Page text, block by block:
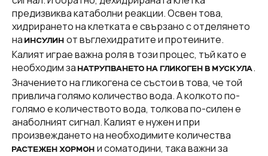
предизвиква катаболни реакции. Освен това,
хидрирането на клетката е свързано с отделянето
на ИНСУЛИН от въглехидратите и протеините.
Калият играе важна роля в този процес, тъй като е
необходим за НАТРУПВАНЕТО НА ГЛИКОГЕН В МУСКУЛА.
Значението на гликогена се състои в това, че той
привлича голямо количество вода. А колкото по-
голямо е количеството вода, толкова по-силен е
анаболният сигнал. Калият е нужен и при
произвеждането на необходимите количества
РАСТЕЖЕН ХОРМОН и соматодини, така важни за